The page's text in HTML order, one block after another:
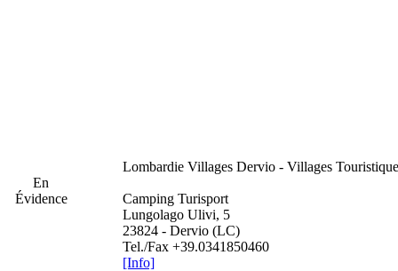
En
Évidence
Lombardie Villages Dervio - Villages
Camping Turisport
Lungolago Ulivi, 5
23824 - Dervio (LC)
Tel./Fax +39.0341850460
[Info]